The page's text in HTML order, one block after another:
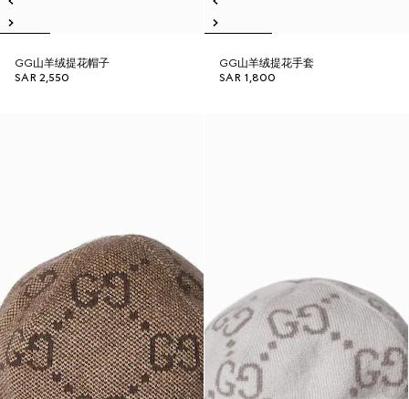
GG山羊绒提花帽子
SAR 2,550
GG山羊绒提花手套
SAR 1,800